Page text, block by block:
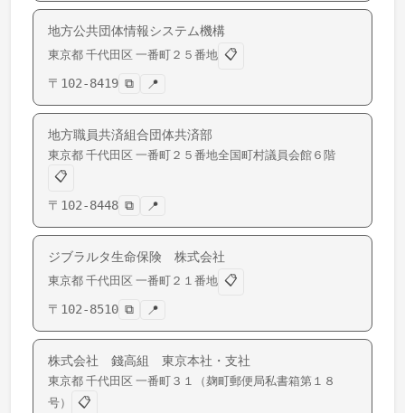
地方公共団体情報システム機構
東京都 千代田区 一番町 ２５番地 📋
〒 102-8419 ⧉ 📍
地方職員共済組合団体共済部
東京都 千代田区 一番町 ２５番地全国町村議員会館６階
📋
〒 102-8448 ⧉ 📍
ジブラルタ生命保険 株式会社
東京都 千代田区 一番町 ２１番地 📋
〒 102-8510 ⧉ 📍
株式会社 錢高組 東京本社・支社
東京都 千代田区 一番町 ３１（麹町郵便局私書箱第１８
号）
📋